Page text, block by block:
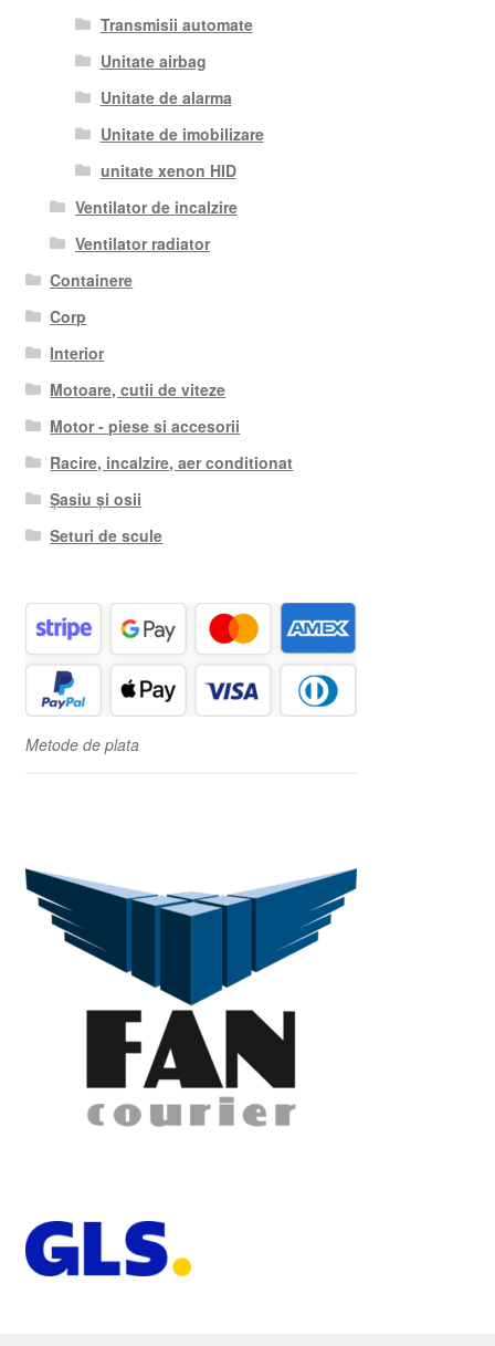
Transmisii automate
Unitate airbag
Unitate de alarma
Unitate de imobilizare
unitate xenon HID
Ventilator de incalzire
Ventilator radiator
Containere
Corp
Interior
Motoare, cutii de viteze
Motor - piese si accesorii
Racire, incalzire, aer conditionat
Șasiu și osii
Seturi de scule
Metode de plata